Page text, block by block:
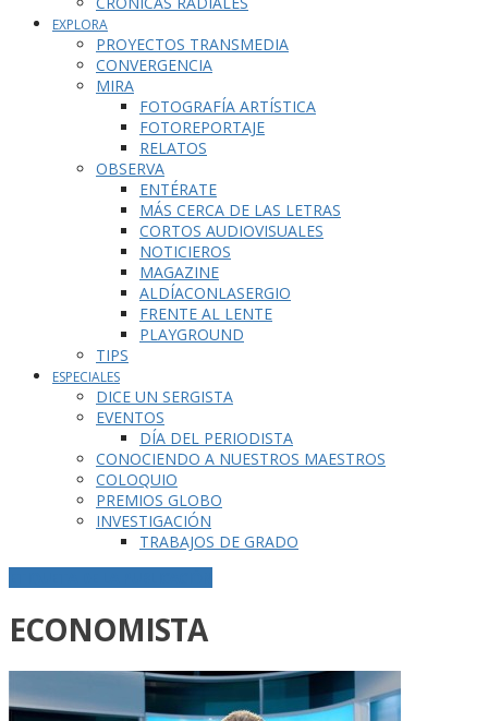
EXPLORA
PROYECTOS TRANSMEDIA
CONVERGENCIA
MIRA
FOTOGRAFÍA ARTÍSTICA
FOTOREPORTAJE
RELATOS
OBSERVA
ENTÉRATE
MÁS CERCA DE LAS LETRAS
CORTOS AUDIOVISUALES
NOTICIEROS
MAGAZINE
ALDÍACONLASERGIO
FRENTE AL LENTE
PLAYGROUND
TIPS
ESPECIALES
DICE UN SERGISTA
EVENTOS
DÍA DEL PERIODISTA
CONOCIENDO A NUESTROS MAESTROS
COLOQUIO
PREMIOS GLOBO
INVESTIGACIÓN
TRABAJOS DE GRADO
ECONOMISTA